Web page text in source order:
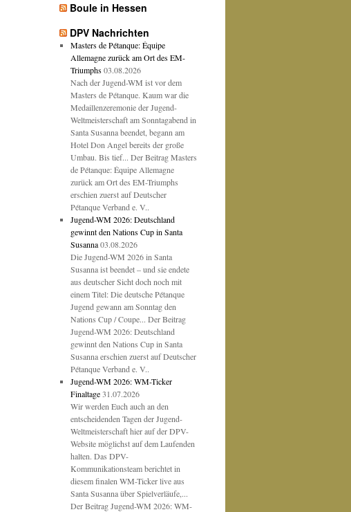
Boule in Hessen
DPV Nachrichten
Masters de Pétanque: Équipe
Allemagne zurück am Ort des EM-
Triumphs 03.08.2026
Nach der Jugend-WM ist vor dem
Masters de Pétanque. Kaum war die
Medaillenzeremonie der Jugend-
Weltmeisterschaft am Sonntagabend in
Santa Susanna beendet, begann am
Hotel Don Angel bereits der große
Umbau. Bis tief... Der Beitrag Masters
de Pétanque: Équipe Allemagne
zurück am Ort des EM-Triumphs
erschien zuerst auf Deutscher
Pétanque Verband e. V..
Jugend-WM 2026: Deutschland
gewinnt den Nations Cup in Santa
Susanna 03.08.2026
Die Jugend-WM 2026 in Santa
Susanna ist beendet – und sie endete
aus deutscher Sicht doch noch mit
einem Titel: Die deutsche Pétanque
Jugend gewann am Sonntag den
Nations Cup / Coupe... Der Beitrag
Jugend-WM 2026: Deutschland
gewinnt den Nations Cup in Santa
Susanna erschien zuerst auf Deutscher
Pétanque Verband e. V..
Jugend-WM 2026: WM-Ticker
Finaltage 31.07.2026
Wir werden Euch auch an den
entscheidenden Tagen der Jugend-
Weltmeisterschaft hier auf der DPV-
Website möglichst auf dem Laufenden
halten. Das DPV-
Kommunikationsteam berichtet in
diesem finalen WM-Ticker live aus
Santa Susanna über Spielverläufe,...
Der Beitrag Jugend-WM 2026: WM-